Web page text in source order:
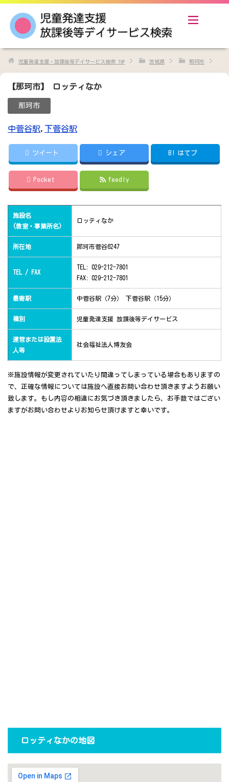
児童発達支援・放課後等デイサービス検索 TOP 茨城県 那珂市
【那珂市】 ロッティなか
那珂市
中菅谷駅, 下菅谷駅
ツイート シェア B! はてブ
Pocket feedly
施設名
(教室・事業所名)
ロッティなか
所在地 那珂市菅谷6247
TEL / FAX
TEL: 029-212-7801
FAX: 029-212-7801
最寄駅 中菅谷駅（7分） 下菅谷駅（15分）
種別 児童発達支援 放課後等デイサービス
運営または設置法
人等
社会福祉法人博友会
※施設情報が変更されていたり間違ってしまっている場合もありますの
で、正確な情報については施設へ直接お問い合わせ頂きますようお願い
致します。もし内容の相違にお気づき頂きましたら、お手数ではござい
ますがお問い合わせよりお知らせ頂けますと幸いです。
ロッティなかの地図